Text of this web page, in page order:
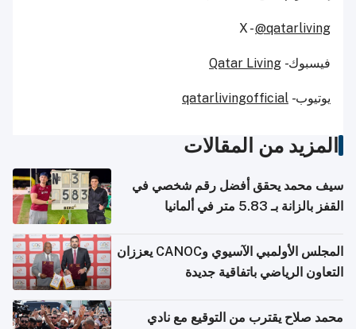
X -@qatarliving
فيسبوك - Qatar Living
يوتيوب - qatarlivingofficial
المزيد من المقالات
سيف محمد يحقق أفضل رقم شخصي في
القفز بالزانة بـ 5.83 متر في ألمانيا
المجلس الأولمبي الآسيوي وCANOC يعززان
التعاون الرياضي باتفاقية جديدة
محمد صلاح يقترب من التوقيع مع نادي